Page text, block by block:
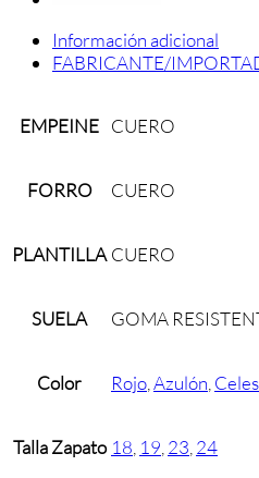
Información adicional
FABRICANTE/
EMPEINE CUERO
FORRO CUERO
PLANTILLA CUERO
SUELA GOMA
Color Rojo Azulón
Talla Zapato 18 19 23 24